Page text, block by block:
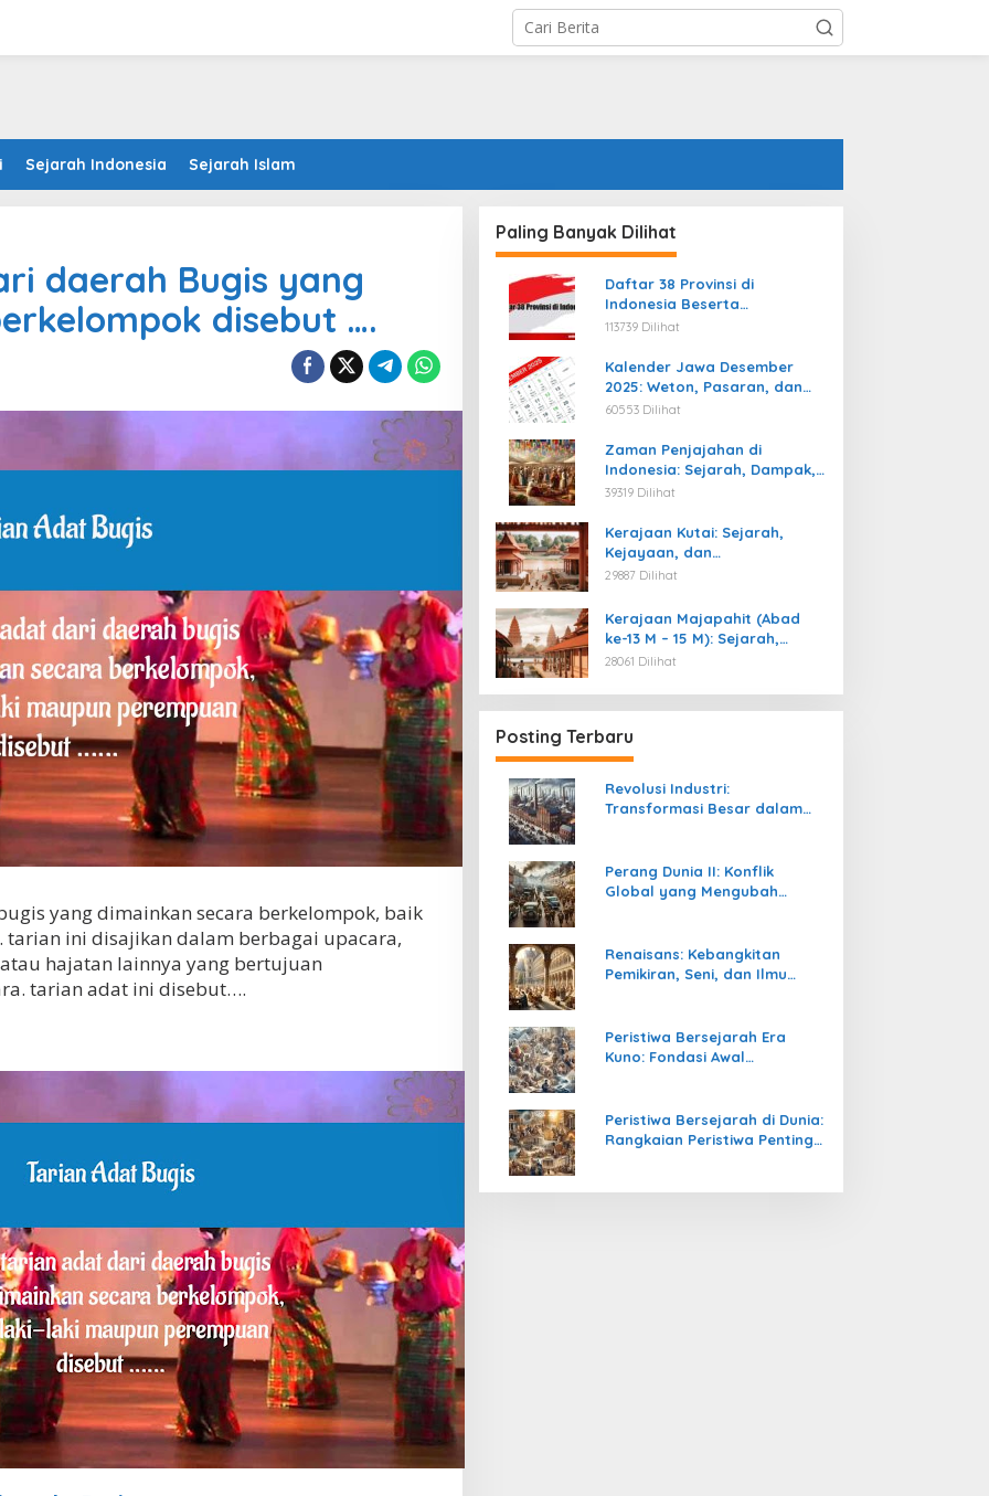
Sejarah Indonesia Sejarah Islam
daerah Bugis yang
disebut ….
yang dimainkan secara berkelompok, baik
ini disajikan dalam berbagai upacara,
hajatan lainnya yang bertujuan
tarian adat ini disebut….
Paling Banyak Dilihat
Daftar 38 Provinsi di
Indonesia Beserta
Ibukotanya Terbaru
113739 Dilihat
Kalender Jawa Desember
2025: Weton, Pasaran, dan
Hari Baik
60553 Dilihat
Zaman Penjajahan di
Indonesia: Sejarah, Dampak,
dan Perjuangan Menuju
39319 Dilihat
Kerajaan Kutai: Sejarah,
Kejayaan, dan
Peninggalannya (Abad ke-4
29887 Dilihat
Kerajaan Majapahit (Abad
ke-13 M – 15 M): Sejarah,
Kejayaan, dan
28061 Dilihat
Posting Terbaru
Revolusi Industri:
Transformasi Besar dalam
Perang Dunia II: Konflik
Global yang Mengubah
Renaisans: Kebangkitan
Pemikiran, Seni, dan Ilmu
Peristiwa Bersejarah Era
Kuno: Fondasi Awal
Peristiwa Bersejarah di Dunia:
Rangkaian Peristiwa Penting